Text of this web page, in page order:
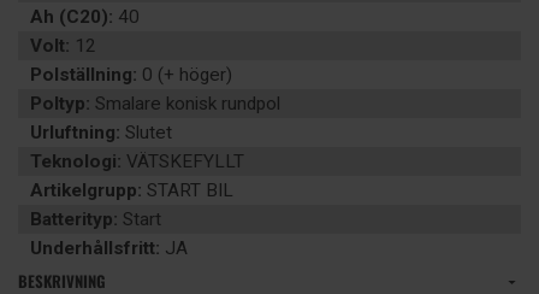
Ah (C20): 40
Volt: 12
Polställning: 0 (+ höger)
Poltyp: Smalare konisk rundpol
Urluftning: Slutet
Teknologi: VÄTSKEFYLLT
Artikelgrupp: START BIL
Batterityp: Start
Underhållsfritt: JA
BESKRIVNING